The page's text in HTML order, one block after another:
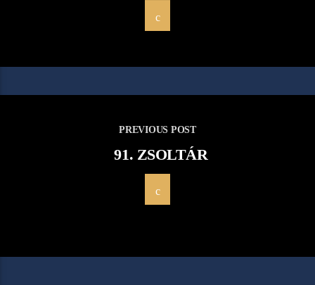
PREVIOUS POST
91. ZSOLTÁR